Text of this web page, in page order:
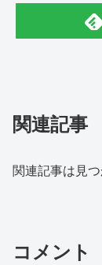
関連記事
関連記事は見つ
コメント